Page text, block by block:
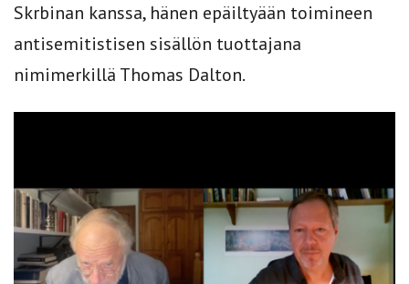
Skrbinan kanssa, hänen epäiltyään toimineen
antisemitistisen sisällön tuottajana
nimimerkillä Thomas Dalton.